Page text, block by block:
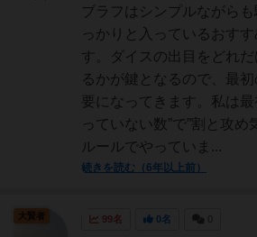
ブラフはシンプルながら
っかりと入っているおす
す。ダイスの出目をどれ
るかが鍵となるので、最
要になってきます。私は
っていない数”で”割と攻め
ルールでやっていま...
続きを読む（6年以上前）
99名 0名
大賢者